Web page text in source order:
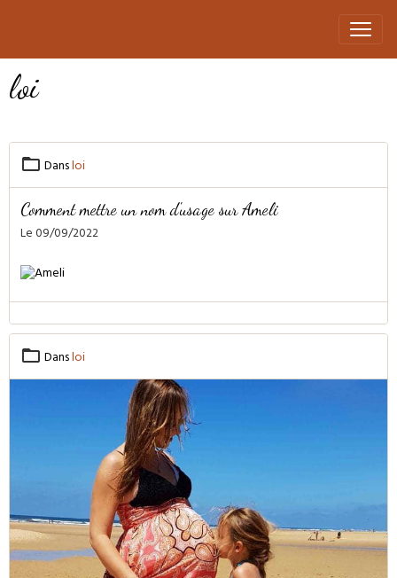
loi
Dansloi
Comment mettre un nom d'usage sur Ameli
Le 09/09/2022
Dansloi